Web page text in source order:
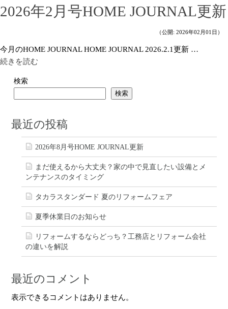
2026年2月号HOME JOURNAL更新
（公開: 2026年02月01日）
今月のHOME JOURNAL HOME JOURNAL 2026.2.1更新 …
続きを読む
検索
検索
最近の投稿
2026年8月号HOME JOURNAL更新
まだ使えるから大丈夫？家の中で見直したい設備とメ
ンテナンスのタイミング
タカラスタンダード 夏のリフォームフェア
夏季休業日のお知らせ
リフォームするならどっち？工務店とリフォーム会社
の違いを解説
最近のコメント
表示できるコメントはありません。